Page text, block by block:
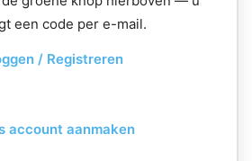
een code per e-mail.
/ Registreren
account aanmaken